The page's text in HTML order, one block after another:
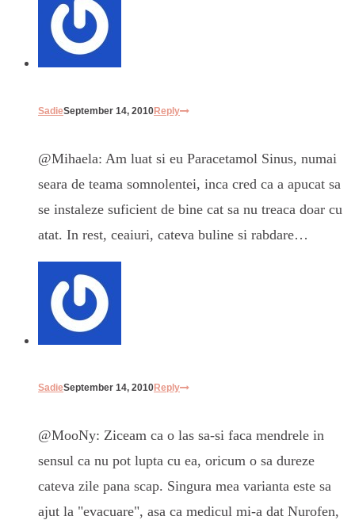
SadieSeptember 14, 2010Reply
@Mihaela: Am luat si eu Paracetamol Sinus, numai
seara de teama somnolentei, inca cred ca a apucat sa
se instaleze suficient de bine cat sa nu treaca doar cu
atat. In rest, ceaiuri, cateva buline si rabdare…
SadieSeptember 14, 2010Reply
@MooNy: Ziceam ca o las sa-si faca mendrele in
sensul ca nu pot lupta cu ea, oricum o sa dureze
cateva zile pana scap. Singura mea varianta este sa
ajut la "evacuare", asa ca medicul mi-a dat Nurofen,